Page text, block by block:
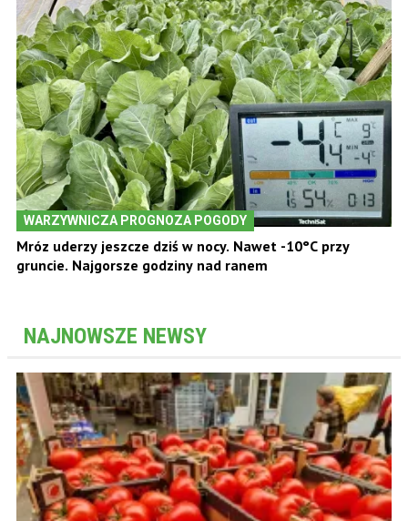
WARZYWNICZA PROGNOZA POGODY
Mróz uderzy jeszcze dziś w nocy. Nawet -10°C przy
gruncie. Najgorsze godziny nad ranem
NAJNOWSZE NEWSY